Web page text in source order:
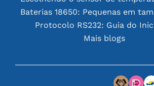
Protocolo RS232: Guia do
Mais blogs